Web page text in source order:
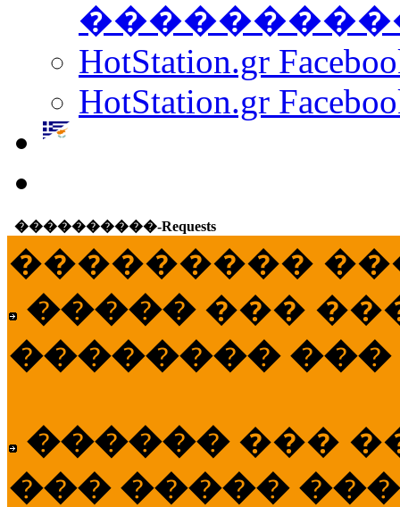
HotStation.gr
HotStation.gr
����������-Requests
���������
����� ���
�������� ���
������ ���
��� �����